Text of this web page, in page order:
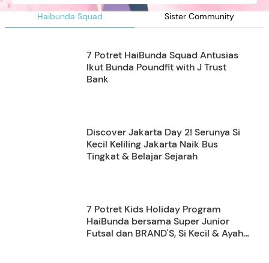
Haibunda Squad Sister Community
7 Potret HaiBunda Squad Antusias
Ikut Bunda Poundfit with J Trust
Bank
Discover Jakarta Day 2! Serunya Si
Kecil Keliling Jakarta Naik Bus
Tingkat & Belajar Sejarah
7 Potret Kids Holiday Program
HaiBunda bersama Super Junior
Futsal dan BRAND'S, Si Kecil & Ayah